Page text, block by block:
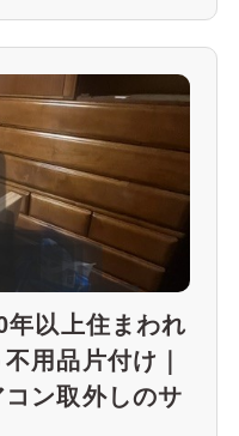
年以上住まわれ
用品片付け｜
ン取外しのサ